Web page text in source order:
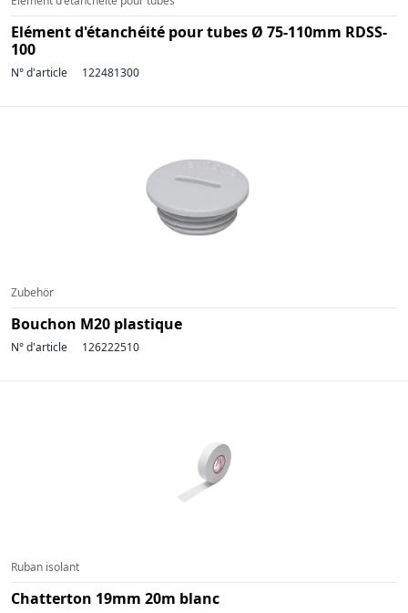
Elément d'étanchéité pour tubes Ø 75-110mm RDSS-
100
N° d'article 122481300
Zubehör
Bouchon M20 plastique
N° d'article 126222510
Ruban isolant
Chatterton 19mm 20m blanc